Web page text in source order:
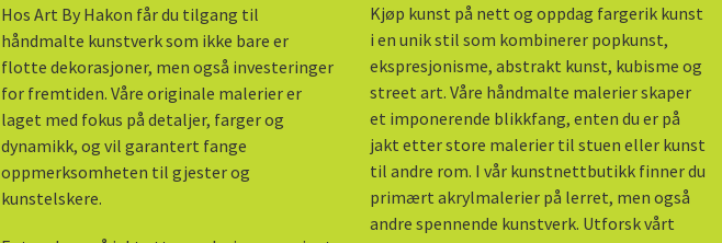
Hos Art By Hakon får du tilgang til
håndmalte kunstverk som ikke bare er
flotte dekorasjoner, men også investeringer
for fremtiden. Våre originale malerier er
laget med fokus på detaljer, farger og
dynamikk, og vil garantert fange
oppmerksomheten til gjester og
kunstelskere.
Kjøp kunst på nett og oppdag fargerik kunst
i en unik stil som kombinerer popkunst,
ekspresjonisme, abstrakt kunst, kubisme og
street art. Våre håndmalte malerier skaper
et imponerende blikkfang, enten du er på
jakt etter store malerier til stuen eller kunst
til andre rom. I vår kunstnettbutikk finner du
primært akrylmalerier på lerret, men også
andre spennende kunstverk. Utforsk vårt